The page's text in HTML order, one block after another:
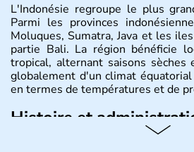
L'Indonésie regroupe le plus
Parmi les provinces
Moluques, Sumatra, Java et les
partie Bali. La région bénéficie
tropical, alternant saisons sèches
globalement d'un climat
en termes de températures et de
Histoire et